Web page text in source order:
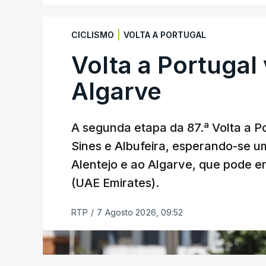
Infantino, único candidato declarado às
mandato.
O dirigente ítalo-suíço enfrenta
Na sexta-feira passada, depois de
quais a UEFA, de inúmeros agentes do
tutela o futebol mundial, abandonou o
O plano previa a criação da FFE, uma
e eventos da FIFA, incluindo o
CICLISMO VOLTA A PORTUGAL
Volta a
Algarve
A segunda etapa da 87.ª Volta a
Sines e Albufeira, esperando-se
Alentejo e ao Algarve, que pode
(UAE Emirates).
RTP / 7 Agosto 2026, 09:52